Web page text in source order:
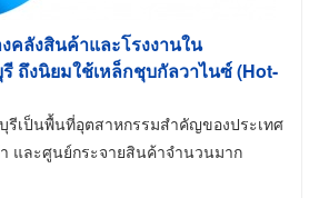
คลังสินค้าและโรงงานใน
ถึงนิยมใช้เหล็กชุบกัลวาไนซ์ (Hot-
รีเป็นพื้นที่อุตสาหกรรมสำคัญของประเทศ
และศูนย์กระจายสินค้าจำนวนมาก